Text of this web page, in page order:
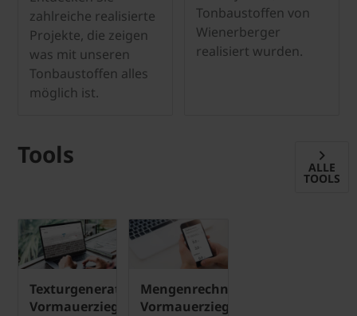
zahlreiche realisierte
Projekte, die zeigen
was mit unseren
Tonbaustoffen alles
möglich ist.
Tonbaustoffen von
Wienerberger
realisiert wurden.
Tools ALLE
TOOLS
Texturgenerator
Vormauerziegel
Mengenrechner
Vormauerziegel